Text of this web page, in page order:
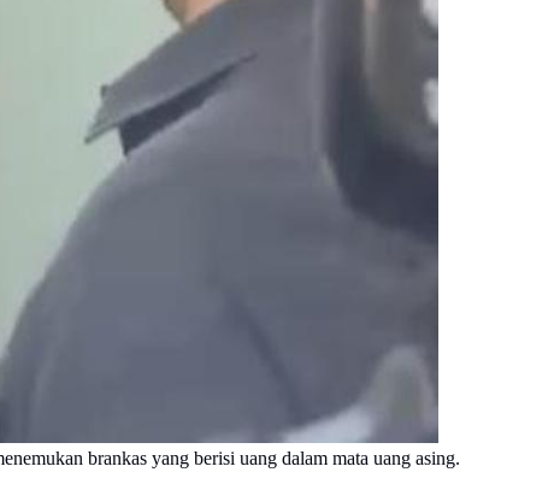
brankas yang berisi uang dalam mata uang asing.